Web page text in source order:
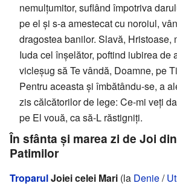
nemulţumitor, suflând împotriva
pe el şi s-a amestecat cu noroiul,
dragostea banilor. Slavă, Hristoase,
Iuda cel înşelător, poftind iubirea de
vicleşug să Te vândă, Doamne, pe
Pentru aceasta şi îmbătându-se, a
zis călcătorilor de lege: Ce-mi veţi
pe El vouă, ca să-L răstigniţi.
În sfânta şi marea zi de Joi
Patimilor
TroparulJoiei celei Mari (la Denie/